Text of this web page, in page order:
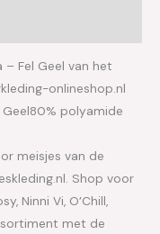
– Fel Geel van het
onlineshop.nl
Geel80% polyamide
meisjes van de
Shop voor
Ninni Vi, O’Chill,
met de